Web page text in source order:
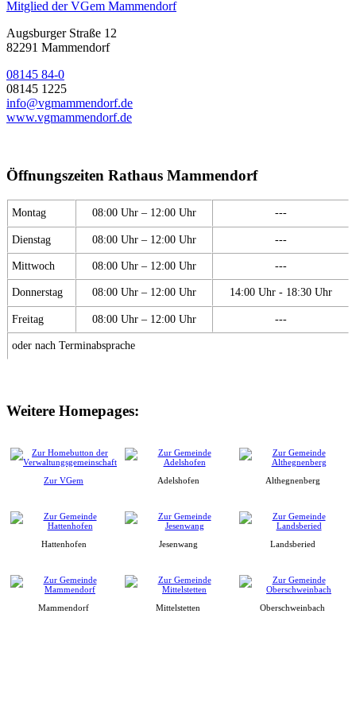
Mitglied der VGem Mammendorf
Augsburger Straße 12
82291 Mammendorf
08145 84-0
08145 1225
info@vgmammendorf.de
www.vgmammendorf.de
Öffnungszeiten Rathaus Mammendorf
Montag 08:00 Uhr – 12:00 Uhr ---
Dienstag 08:00 Uhr – 12:00 Uhr ---
Mittwoch 08:00 Uhr – 12:00 Uhr ---
Donnerstag 08:00 Uhr – 12:00 Uhr 14:00 Uhr - 18:30 Uhr
Freitag 08:00 Uhr – 12:00 Uhr ---
oder nach Terminabsprache
Weitere Homepages:
Zur VGem Adelshofen Althegnenberg
Hattenhofen Jesenwang Landsberied
Mammendorf Mittelstetten Oberschweinbach